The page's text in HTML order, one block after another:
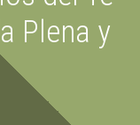
Plena y